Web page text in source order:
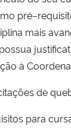
mais
à
de
para